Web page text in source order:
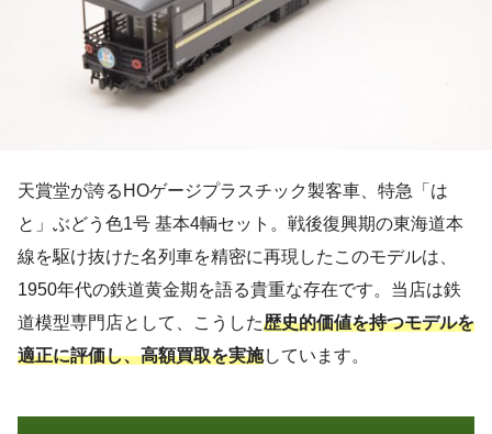
天賞堂が誇るHOゲージプラスチック製客車、特急「は
と」ぶどう色1号 基本4輌セット。戦後復興期の東海道本
線を駆け抜けた名列車を精密に再現したこのモデルは、
1950年代の鉄道黄金期を語る貴重な存在です。当店は鉄
道模型専門店として、こうした歴史的価値を持つモデルを
適正に評価し、高額買取を実施しています。